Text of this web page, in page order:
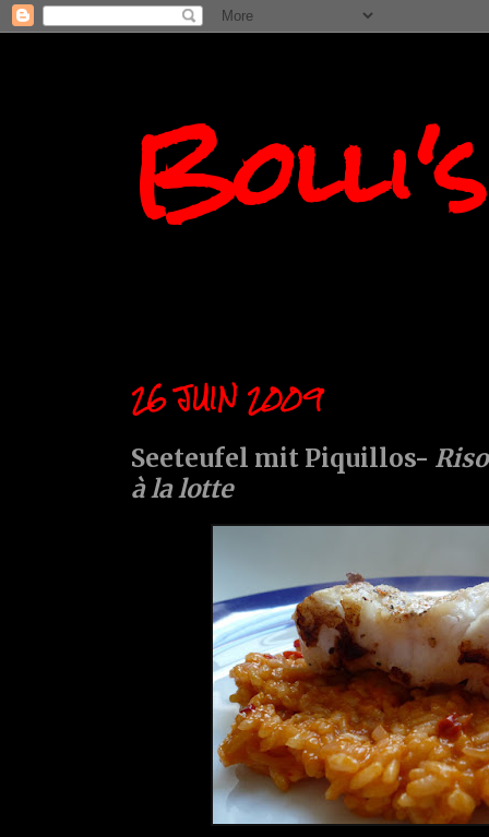
26 JUIN 2009
Seeteufel mit Piquillos-
à la lotte